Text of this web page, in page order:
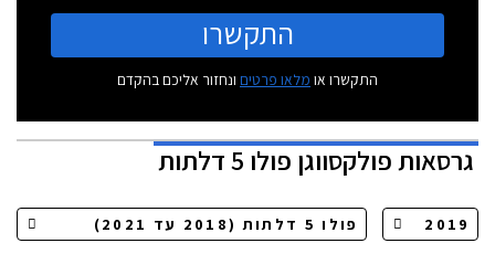
התקשרו
התקשרו או מלאו פרטים ונחזור אליכם בהקדם
גרסאותפולקסווגן פולו 5 דלתות